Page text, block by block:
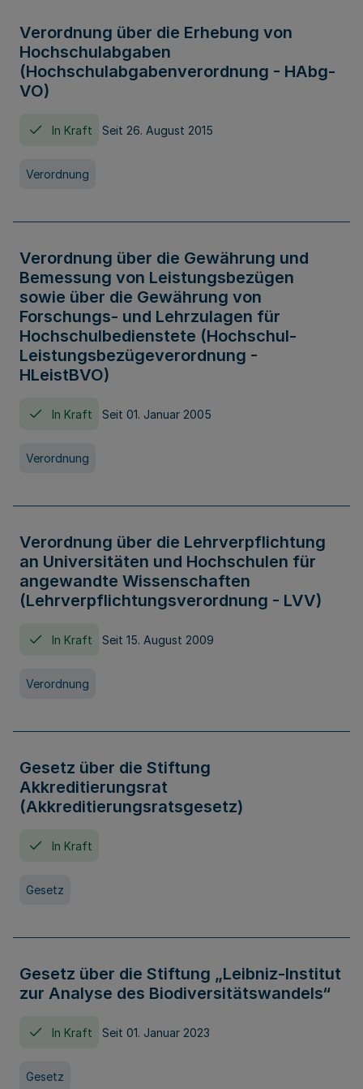
Verordnung über die Erhebung von
Hochschulabgaben
(Hochschulabgabenverordnung - HAbg-
VO)
In Kraft Seit 26. August 2015
Verordnung
Verordnung über die Gewährung und
Bemessung von Leistungsbezügen
sowie über die Gewährung von
Forschungs- und Lehrzulagen für
Hochschulbedienstete (Hochschul-
Leistungsbezügeverordnung -
HLeistBVO)
In Kraft Seit 01. Januar 2005
Verordnung
Verordnung über die Lehrverpflichtung
an Universitäten und Hochschulen für
angewandte Wissenschaften
(Lehrverpflichtungsverordnung - LVV)
In Kraft Seit 15. August 2009
Verordnung
Gesetz über die Stiftung
Akkreditierungsrat
(Akkreditierungsratsgesetz)
In Kraft
Gesetz
Gesetz über die Stiftung „Leibniz-Institut
zur Analyse des Biodiversitätswandels“
In Kraft Seit 01. Januar 2023
Gesetz